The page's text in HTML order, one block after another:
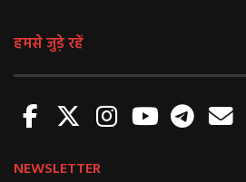
हमसे जुड़े रहें
NEWSLETTER